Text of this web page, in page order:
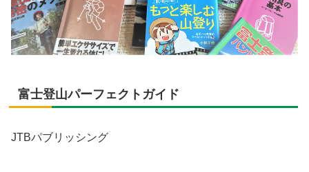
富士登山パーフェクトガイド
JTBパブリッシング